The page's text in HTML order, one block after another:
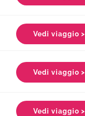
Vedi viaggio >
Vedi viaggio >
Vedi viaggio >